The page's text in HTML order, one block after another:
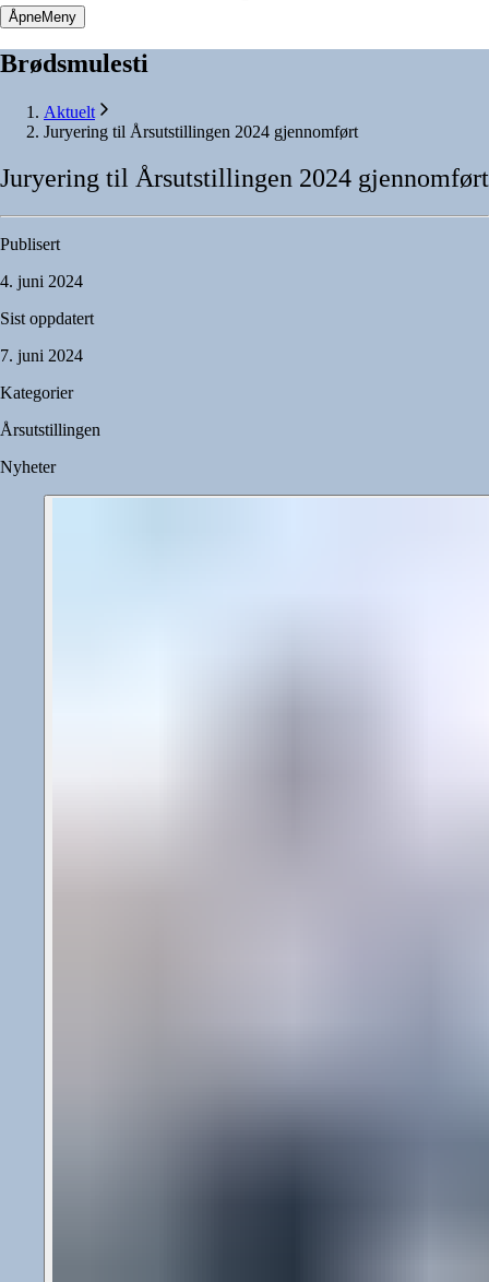
ÅpneMeny
Brødsmulesti
Aktuelt
Juryering til Årsutstillingen 2024 gjennomført
Juryering til Årsutstillingen 2024 gjennomført
Publisert
4. juni 2024
Sist oppdatert
7. juni 2024
Kategorier
Årsutstillingen
Nyheter